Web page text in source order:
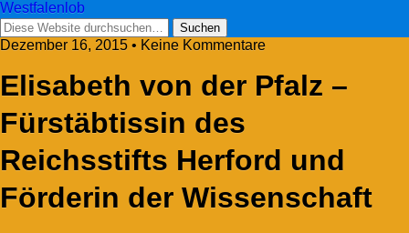
Westfalenlob
Dezember 16, 2015 • Keine Kommentare
Elisabeth von der Pfalz –
Fürstäbtissin des
Reichsstifts Herford und
Förderin der Wissenschaft